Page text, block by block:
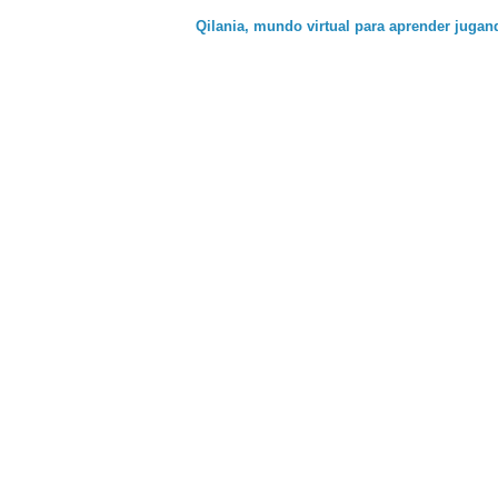
Qilania, mundo virtual para aprender